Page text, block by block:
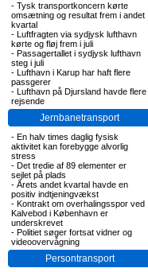
- Tysk transportkoncern kørte
omsætning og resultat frem i andet
kvartal
- Luftfragten via sydjysk lufthavn
kørte og fløj frem i juli
- Passagertallet i sydjysk lufthavn
steg i juli
- Lufthavn i Karup har haft flere
passgerer
- Lufthavn på Djursland havde flere
rejsende
Jernbanetransport
- En halv times daglig fysisk
aktivitet kan forebygge alvorlig
stress
- Det tredie af 89 elementer er
sejlet på plads
- Årets andet kvartal havde en
positiv indtjeningvækst
- Kontrakt om overhalingsspor ved
Kalvebod i København er
underskrevet
- Politiet søger fortsat vidner og
videoovervågning
Persontransport